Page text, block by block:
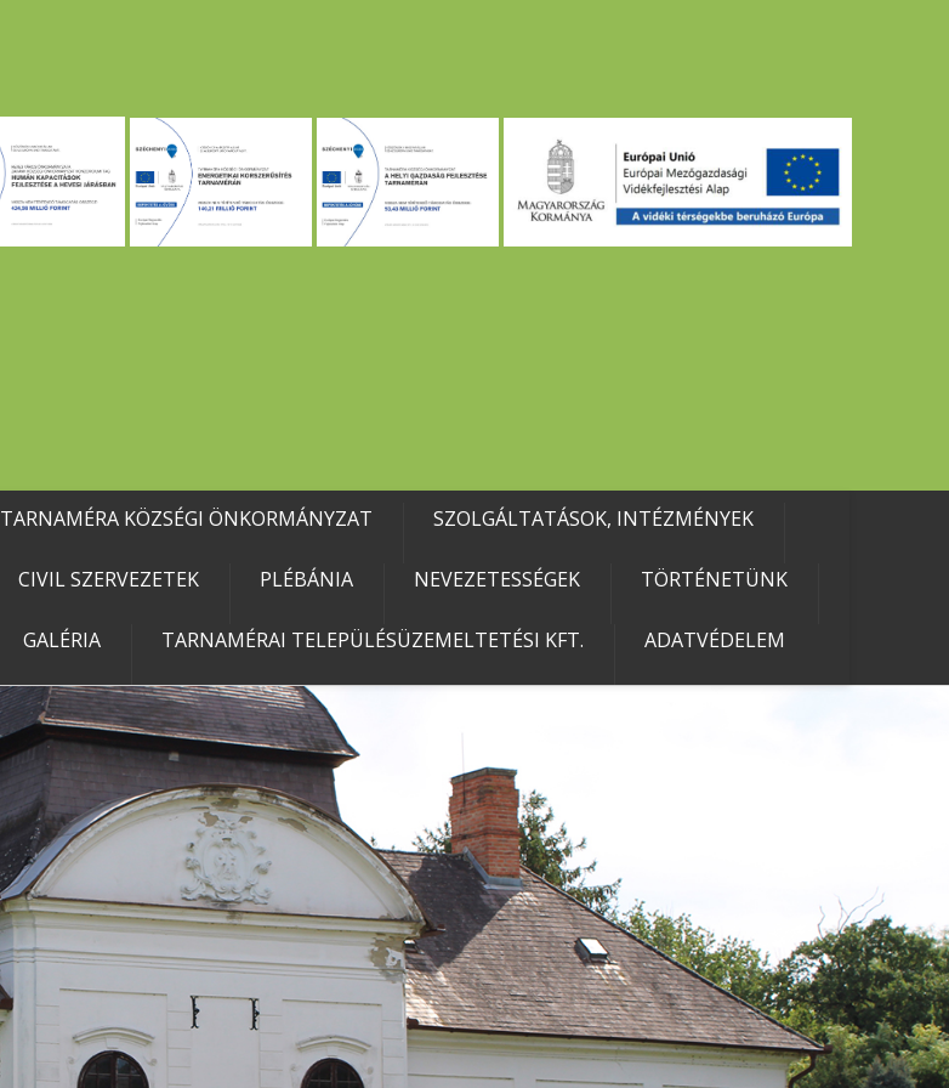
TARNAMÉRA KÖZSÉGI ÖNKORMÁNYZAT SZOLGÁLTATÁSOK, INTÉZMÉNYEK
CIVIL SZERVEZETEK PLÉBÁNIA NEVEZETESSÉGEK TÖRTÉNETÜNK
GALÉRIA TARNAMÉRAI TELEPÜLÉSÜZEMELTETÉSI KFT. ADATVÉDELEM